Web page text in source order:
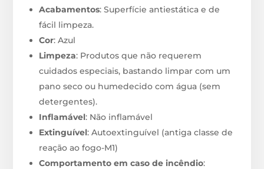
Acabamentos: Superfície antiestática e de
fácil limpeza.
Cor: Azul
Limpeza: Produtos que não requerem
cuidados especiais, bastando limpar com um
pano seco ou humedecido com água (sem
detergentes).
Inflamável: Não inflamável
Extinguível: Autoextinguível (antiga classe de
reação ao fogo-M1)
Comportamento em caso de incêndio: